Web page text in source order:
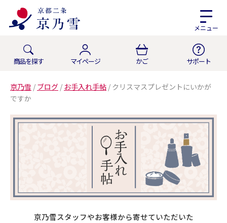
メニュー
商品を探す マイページ かご サポート
京乃雪 / ブログ / お手入れ手帖 / クリスマスプレゼントにいかが
ですか
京乃雪スタッフやお客様から寄せていただいた